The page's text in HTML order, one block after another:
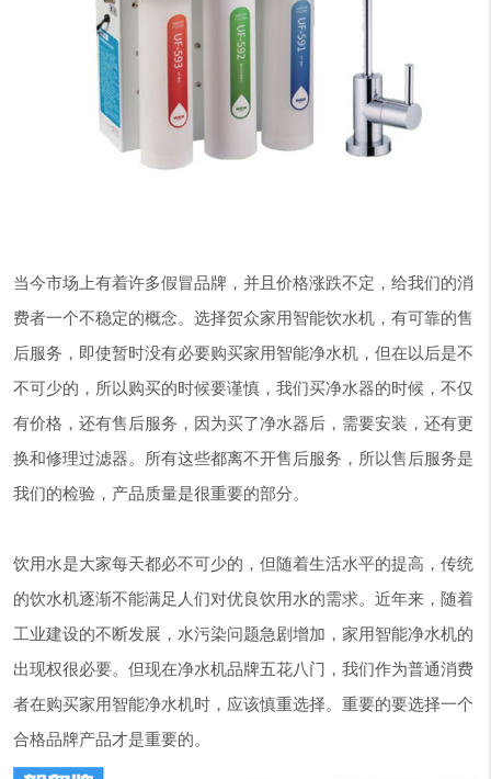
当今市场上有着许多假冒品牌，并且价格涨跌不定，给我们的消
费者一个不稳定的概念。选择贺众家用智能饮水机，有可靠的售
后服务，即使暂时没有必要购买家用智能净水机，但在以后是不
不可少的，所以购买的时候要谨慎，我们买净水器的时候，不仅
有价格，还有售后服务，因为买了净水器后，需要安装，还有更
换和修理过滤器。所有这些都离不开售后服务，所以售后服务是
我们的检验，产品质量是很重要的部分。
饮用水是大家每天都必不可少的，但随着生活水平的提高，传统
的饮水机逐渐不能满足人们对优良饮用水的需求。近年来，随着
工业建设的不断发展，水污染问题急剧增加，家用智能净水机的
出现权很必要。但现在净水机品牌五花八门，我们作为普通消费
者在购买家用智能净水机时，应该慎重选择。重要的要选择一个
合格品牌产品才是重要的。